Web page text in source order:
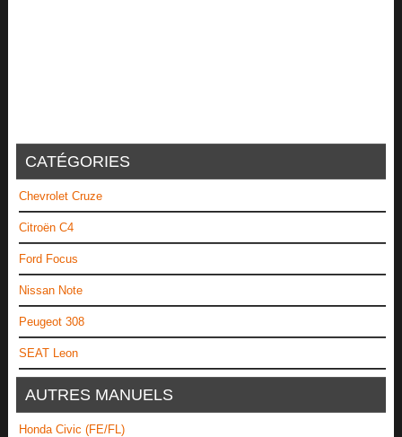
CATÉGORIES
Chevrolet Cruze
Citroën C4
Ford Focus
Nissan Note
Peugeot 308
SEAT Leon
AUTRES MANUELS
Honda Civic (FE/FL)